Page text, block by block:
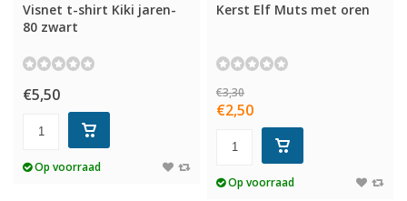
Visnet t-shirt Kiki jaren-
80 zwart
€5,50
Op voorraad
Kerst Elf Muts met oren
€3,30
€2,50
Op voorraad